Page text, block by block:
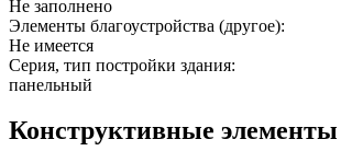
Не заполнено
Элементы благоустройства (другое):
Не имеется
Серия, тип постройки здания:
панельный
Конструктивные элементы